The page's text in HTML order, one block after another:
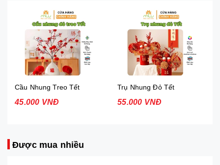
Cầu Nhung Treo Tết
45.000 VNĐ
Trụ Nhung Đỏ Tết
55.000 VNĐ
Được mua nhiều